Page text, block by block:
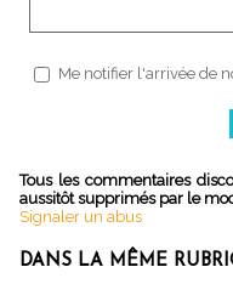
Me notifier l'arrivée de
Tous les commentaires
aussitôt supprimés par le
Signaler un abus
DANS LA MÊME